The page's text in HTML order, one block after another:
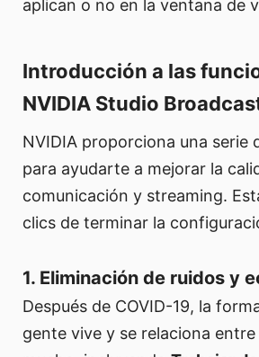
aplican o no en la ventana de
Introducción a las
NVIDIA Studio
NVIDIA proporciona una serie
para ayudarte a mejorar la
comunicación y streaming.
clics de terminar la
1. Eliminación de ruidos y
Después de COVID-19, la
gente vive y se relaciona